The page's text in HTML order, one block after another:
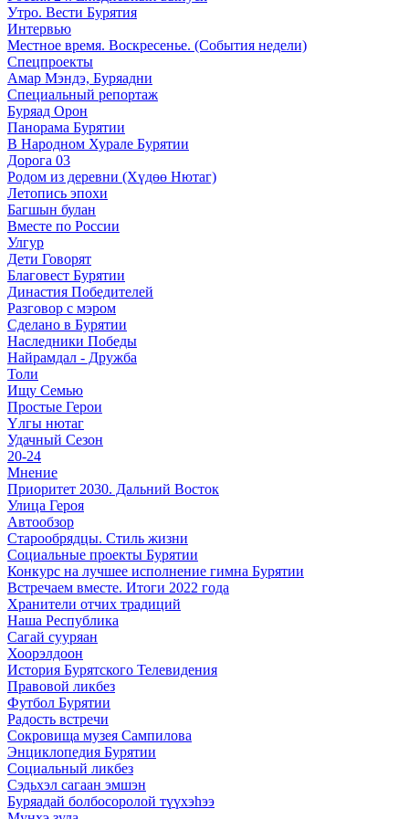
Утро. Вести Бурятия
Интервью
Местное время. Воскресенье. (События недели)
Спецпроекты
Амар Мэндэ, Буряадни
Специальный репортаж
Буряад Орон
Панорама Бурятии
В Народном Хурале Бурятии
Дорога 03
Родом из деревни (Хүдөө Нютаг)
Летопись эпохи
Багшын булан
Вместе по России
Улгур
Дети Говорят
Благовест Бурятии
Династия Победителей
Разговор с мэром
Сделано в Бурятии
Наследники Победы
Найрамдал - Дружба
Толи
Ищу Cемью
Простые Герои
Үлгы нютаг
Удачный Сезон
20-24
Мнение
Приоритет 2030. Дальний Восток
Улица Героя
Автообзор
Старообрядцы. Cтиль жизни
Социальные проекты Бурятии
Конкурс на лучшее исполнение гимна Бурятии
Встречаем вместе. Итоги 2022 года
Хранители отчих традиций
Наша Республика
Сагай сууряан
Хоорэлдоон
История Бурятского Телевидения
Правовой ликбез
Футбол Бурятии
Радость встречи
Сокровища музея Сампилова
Энциклопедия Бурятии
Социальный ликбез
Сэдьхэл сагаан эмшэн
Буряадай болбосоролой түүхэhээ